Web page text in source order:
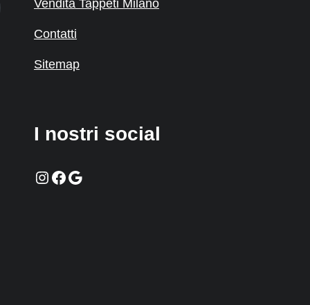
Vendita Tappeti Milano
Contatti
Sitemap
I nostri social
Instagram
Facebook
Google